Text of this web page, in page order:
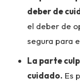
deber de
el deber de
segura para
La parte
cuidado. Es